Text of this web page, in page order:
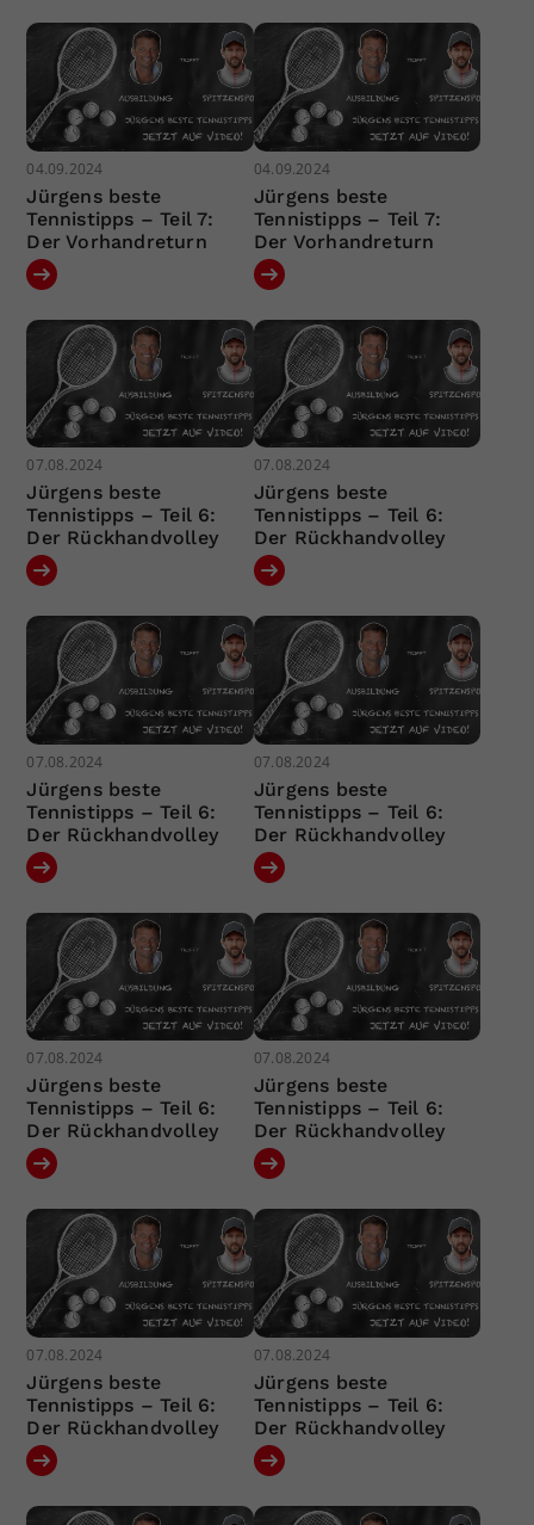
04.09.2024
Jürgens beste
Tennistipps – Teil 7:
Der Vorhandreturn
04.09.2024
Jürgens beste
Tennistipps – Teil 7:
Der Vorhandreturn
07.08.2024
Jürgens beste
Tennistipps – Teil 6:
Der Rückhandvolley
07.08.2024
Jürgens beste
Tennistipps – Teil 6:
Der Rückhandvolley
07.08.2024
Jürgens beste
Tennistipps – Teil 6:
Der Rückhandvolley
07.08.2024
Jürgens beste
Tennistipps – Teil 6:
Der Rückhandvolley
07.08.2024
Jürgens beste
Tennistipps – Teil 6:
Der Rückhandvolley
07.08.2024
Jürgens beste
Tennistipps – Teil 6:
Der Rückhandvolley
07.08.2024
Jürgens beste
Tennistipps – Teil 6:
Der Rückhandvolley
07.08.2024
Jürgens beste
Tennistipps – Teil 6:
Der Rückhandvolley